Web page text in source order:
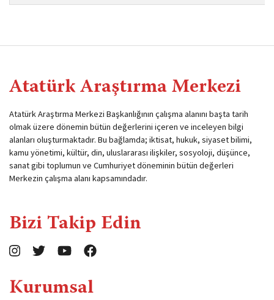
Atatürk Araştırma Merkezi
Atatürk Araştırma Merkezi Başkanlığının çalışma alanını başta tarih
olmak üzere dönemin bütün değerlerini içeren ve inceleyen bilgi
alanları oluşturmaktadır. Bu bağlamda; iktisat, hukuk, siyaset bilimi,
kamu yönetimi, kültür, din, uluslararası ilişkiler, sosyoloji, düşünce,
sanat gibi toplumun ve Cumhuriyet döneminin bütün değerleri
Merkezin çalışma alanı kapsamındadır.
Bizi Takip Edin
Kurumsal